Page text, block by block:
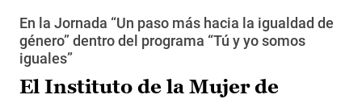
En la Jornada “Un paso más hacia la igualdad de
género” dentro del programa “Tú y yo somos
iguales”
El Instituto de la Mujer de